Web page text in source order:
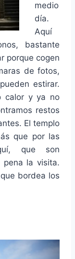
medio
día.
Aquí
bastante
porque cogen
de fotos,
estirar.
calor y ya no
restos
El templo
que por las
que son
pena la visita.
bordea los